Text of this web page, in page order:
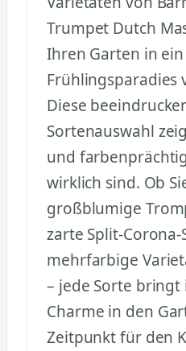
Trumpet Dutch
Ihren Garten in
Frühlingsparadies
Diese
Sortenauswahl
und
wirklich sind. Ob
großblumige
zarte Split-
mehrfarbige
– jede Sorte
Charme in den
Zeitpunkt für den